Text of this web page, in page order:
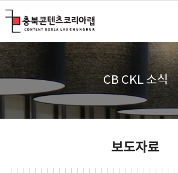
CB CKL 소식
보도자료